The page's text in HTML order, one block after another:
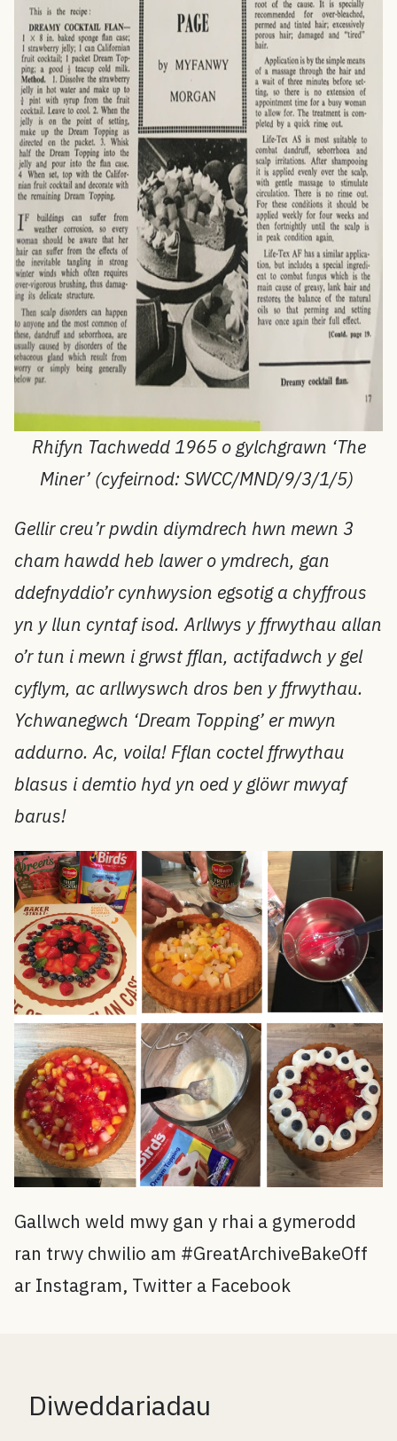
Rhifyn Tachwedd 1965 o gylchgrawn ‘The
Miner’ (cyfeirnod: SWCC/MND/9/3/1/5)
Gellir creu’r pwdin diymdrech hwn mewn 3
cham hawdd heb lawer o ymdrech, gan
ddefnyddio’r cynhwysion egsotig a chyffrous
yn y llun cyntaf isod. Arllwys y ffrwythau allan
o’r tun i mewn i grwst fflan, actifadwch y gel
cyflym, ac arllwyswch dros ben y ffrwythau.
Ychwanegwch ‘Dream Topping’ er mwyn
addurno. Ac, voila! Fflan coctel ffrwythau
blasus i demtio hyd yn oed y glöwr mwyaf
barus!
Gallwch weld mwy gan y rhai a gymerodd
ran trwy chwilio am #GreatArchiveBakeOff
ar Instagram, Twitter a Facebook
Diweddariadau